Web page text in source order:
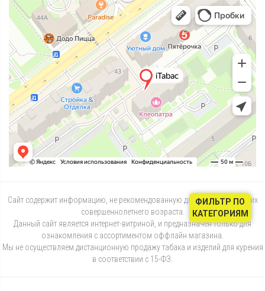
Сайт содержит информацию, не рекомендованную для лиц, не достигших
совершеннолетнего возраста.
Данный сайт является интернет-витриной, и предназначен только для
ознакомления с ассортиментом оффлайн магазина.
Мы не осуществляем дистанционную продажу табака и изделий для курения
в соответствии с 15-ФЗ.
ФИЛЬТР ПО
КАТЕГОРИЯМ